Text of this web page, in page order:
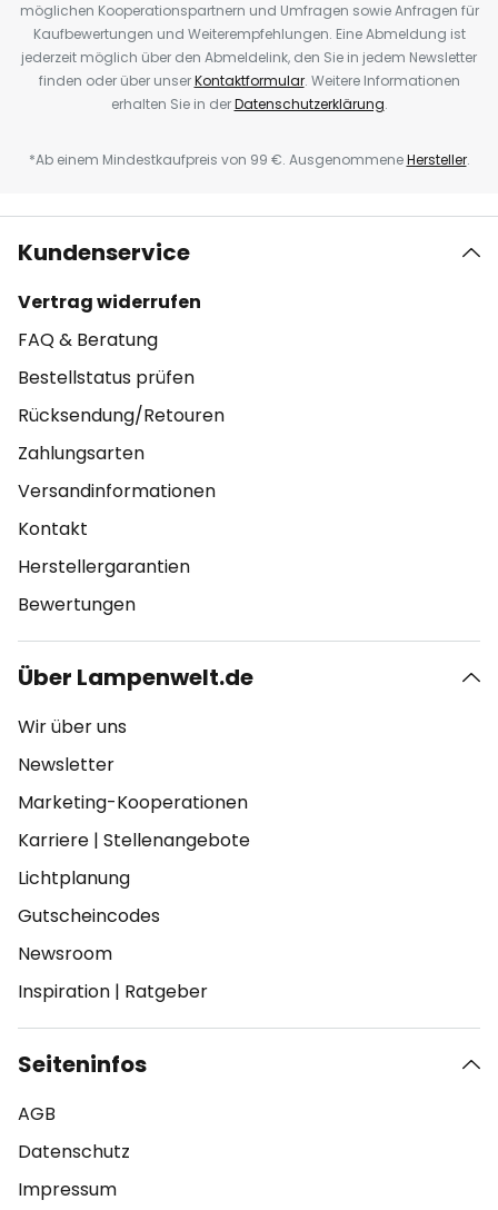
möglichen Kooperationspartnern und Umfragen sowie Anfragen für
Kaufbewertungen und Weiterempfehlungen. Eine Abmeldung ist
jederzeit möglich über den Abmeldelink, den Sie in jedem Newsletter
finden oder über unserKontaktformular. Weitere Informationen
erhalten Sie in derDatenschutzerklärung.
*Ab einem Mindestkaufpreis von 99 €. AusgenommeneHersteller.
Kundenservice
Vertrag widerrufen
FAQ & Beratung
Bestellstatus prüfen
Rücksendung/Retouren
Zahlungsarten
Versandinformationen
Kontakt
Herstellergarantien
Bewertungen
Über Lampenwelt.de
Wir über uns
Newsletter
Marketing-Kooperationen
Karriere | Stellenangebote
Lichtplanung
Gutscheincodes
Newsroom
Inspiration | Ratgeber
Seiteninfos
AGB
Datenschutz
Impressum